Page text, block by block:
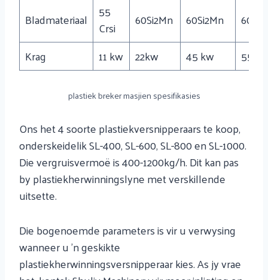
Bladmateriaal
55
Crsi
60Si2Mn 60Si2Mn
Krag
11 kw 22kw 45 kw 55kw
plastiek breker masjien spesifikasies
Ons het 4 soorte plastiekversnipperaars te koop,
onderskeidelik SL-400, SL-600, SL-800 en SL-1000.
Die vergruisvermoë is 400-1200kg/h. Dit kan pas
by plastiekherwinningslyne met verskillende
uitsette.
Die bogenoemde parameters is vir u verwysing
wanneer u 'n geskikte
plastiekherwinningsversnipperaar kies. As jy vrae